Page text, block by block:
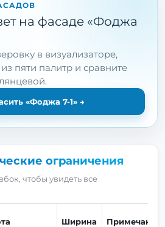
на фасаде «Фоджа
в визуализаторе,
пяти палитр и сравните
«Фоджа 7-1» →
ограничения
чтобы увидеть все
Ширина
Примечание